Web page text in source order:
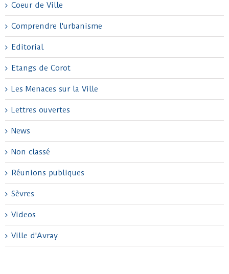
Coeur de Ville
Comprendre l'urbanisme
Editorial
Etangs de Corot
Les Menaces sur la Ville
Lettres ouvertes
News
Non classé
Réunions publiques
Sèvres
Videos
Ville d'Avray